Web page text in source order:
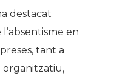
destacat
en
tant a
organitzatiu,